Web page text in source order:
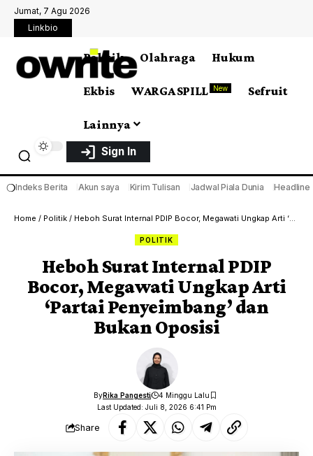
Jumat, 7 Agu 2026
Linkbio
Politik Olahraga Hukum
Ekbis WARGA SPILL New Sefruit
Lainnya
Sign In
❍Indeks Berita Akun saya Kirim Tulisan Jadwal Piala Dunia Headline
Home / Politik / Heboh Surat Internal PDIP Bocor, Megawati Ungkap Arti ‘Partai Penyeimbang’ dan Bukan Oposisi
POLITIK
Heboh Surat Internal PDIP
Bocor, Megawati Ungkap Arti
‘Partai Penyeimbang’ dan
Bukan Oposisi
Last Updated: Juli 8, 2026 6:41 Pm
ByRika Pangesti 4 Minggu Lalu
Share